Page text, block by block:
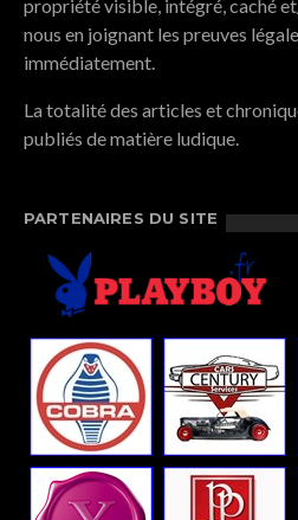
propriété visible, intégré, caché
nous en joignant les preuves
immédiatement.
La totalité des articles et
publiés de matière ludique.
PARTENAIRES DU SITE